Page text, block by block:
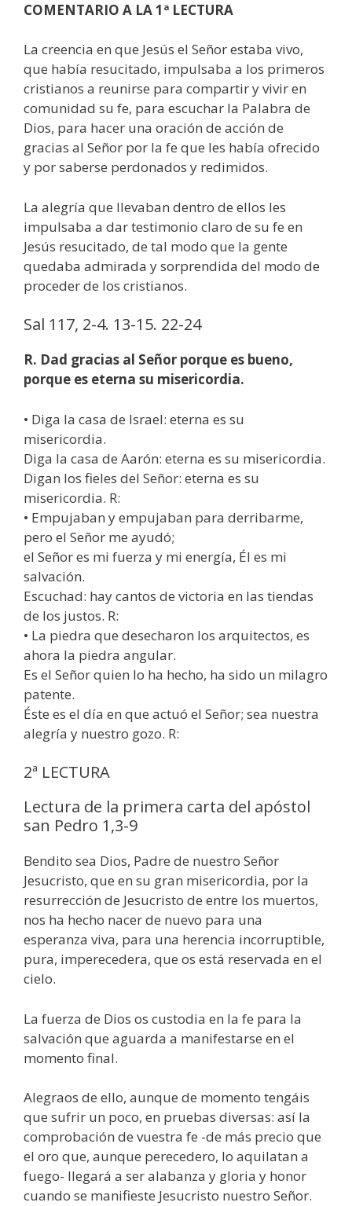
COMENTARIO A LA 1ª LECTURA
La creencia en que Jesús el Señor estaba vivo,
que había resucitado, impulsaba a los primeros
cristianos a reunirse para compartir y vivir en
comunidad su fe, para escuchar la Palabra de
Dios, para hacer una oración de acción de
gracias al Señor por la fe que les había ofrecido
y por saberse perdonados y redimidos.
La alegría que llevaban dentro de ellos les
impulsaba a dar testimonio claro de su fe en
Jesús resucitado, de tal modo que la gente
quedaba admirada y sorprendida del modo de
proceder de los cristianos.
Sal 117, 2-4. 13-15. 22-24
R. Dad gracias al Señor porque es bueno,
porque es eterna su misericordia.
• Diga la casa de Israel: eterna es su
misericordia.
Diga la casa de Aarón: eterna es su misericordia.
Digan los fieles del Señor: eterna es su
misericordia. R:
• Empujaban y empujaban para derribarme,
pero el Señor me ayudó;
el Señor es mi fuerza y mi energía, Él es mi
salvación.
Escuchad: hay cantos de victoria en las tiendas
de los justos. R:
• La piedra que desecharon los arquitectos, es
ahora la piedra angular.
Es el Señor quien lo ha hecho, ha sido un milagro
patente.
Éste es el día en que actuó el Señor; sea nuestra
alegría y nuestro gozo. R:
2ª LECTURA
Lectura de la primera carta del apóstol
san Pedro 1,3-9
Bendito sea Dios, Padre de nuestro Señor
Jesucristo, que en su gran misericordia, por la
resurrección de Jesucristo de entre los muertos,
nos ha hecho nacer de nuevo para una
esperanza viva, para una herencia incorruptible,
pura, imperecedera, que os está reservada en el
cielo.
La fuerza de Dios os custodia en la fe para la
salvación que aguarda a manifestarse en el
momento final.
Alegraos de ello, aunque de momento tengáis
que sufrir un poco, en pruebas diversas: así la
comprobación de vuestra fe -de más precio que
el oro que, aunque perecedero, lo aquilatan a
fuego- llegará a ser alabanza y gloria y honor
cuando se manifieste Jesucristo nuestro Señor.